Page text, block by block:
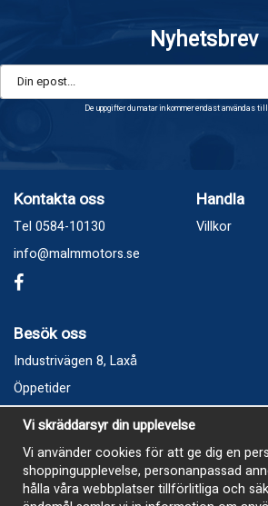
Nyhetsbrev
De uppgifter du matar in kommer endast användas till
Kontakta oss
Tel 0584-10130
info@malmmotors.se
Handla
Villkor
Besök oss
Industrivägen 8, Laxå
Öppetider
Vecka 32
Måndag kl 9-12, kl 13 - 15
Onsdag kl 9-12, kl 13 - 15
Tisdag, Tordag och Fredag stängt
Vi skräddarsyr din upplevelse
Vi använder cookies för att ge dig en
shoppingupplevelse, personanpassad
hålla våra webbplatser tillförlitliga och